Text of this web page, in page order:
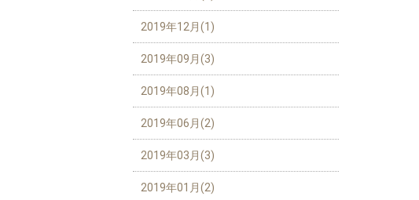
2019年12月(1)
2019年09月(3)
2019年08月(1)
2019年06月(2)
2019年03月(3)
2019年01月(2)